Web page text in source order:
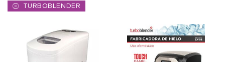
TURBOBLENDER